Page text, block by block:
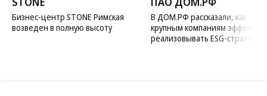
07.08.2026
STONE
Бизнес-центр STONE Римская
07.08.2026
ПАО ДОМ.РФ
В ДОМ.РФ рассказали, как
крупным компаниям